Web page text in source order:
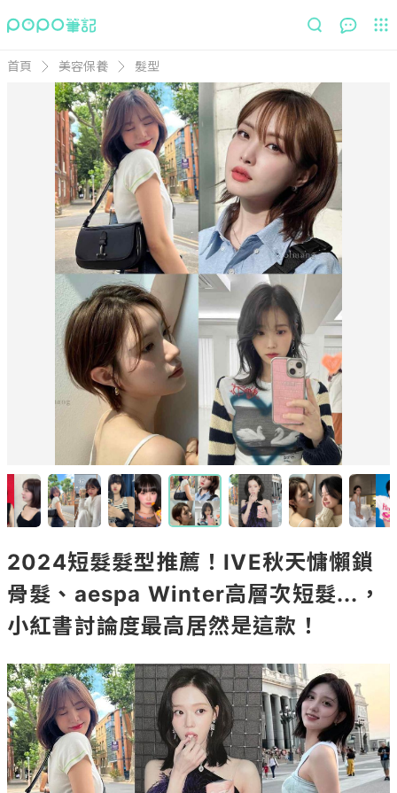
首頁 美容保養 髮型
2024短髮髮型推薦！IVE秋天慵懶鎖
骨髮、aespa Winter高層次短髮...，
小紅書討論度最高居然是這款！